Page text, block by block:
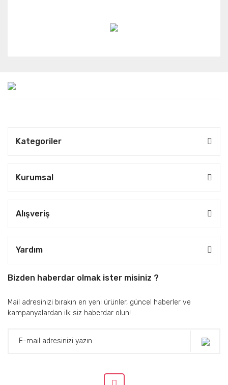
Kategoriler
Kurumsal
Alışveriş
Yardım
Bizden haberdar olmak ister misiniz ?
Mail adresinizi bırakın en yeni ürünler, güncel haberler ve
kampanyalardan ilk siz haberdar olun!